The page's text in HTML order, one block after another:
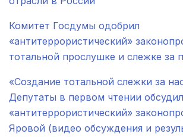
Комитет Госдумы одобрил
«антитеррористический»
тотальной прослушке и слежке за
«Создание тотальной слежки за
Депутаты в первом чтении
«антитеррористический»
Яровой (видео обсуждения и